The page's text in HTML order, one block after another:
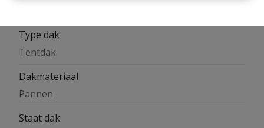
Type dak
Tentdak
Dakmateriaal
Pannen
Staat dak